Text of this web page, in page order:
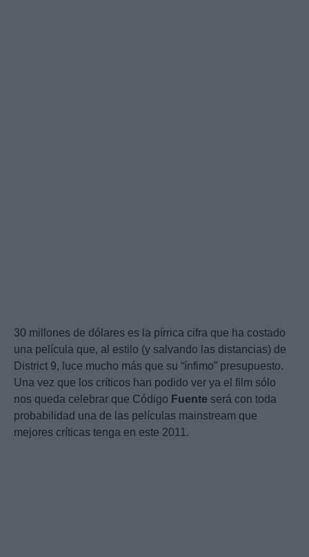
30 millones de dólares es la pírrica cifra que ha costado
una película que, al estilo (y salvando las distancias) de
District 9, luce mucho más que su “ínfimo” presupuesto.
Una vez que los críticos han podido ver ya el film sólo
nos queda celebrar que Código Fuente será con toda
probabilidad una de las películas mainstream que
mejores críticas tenga en este 2011.